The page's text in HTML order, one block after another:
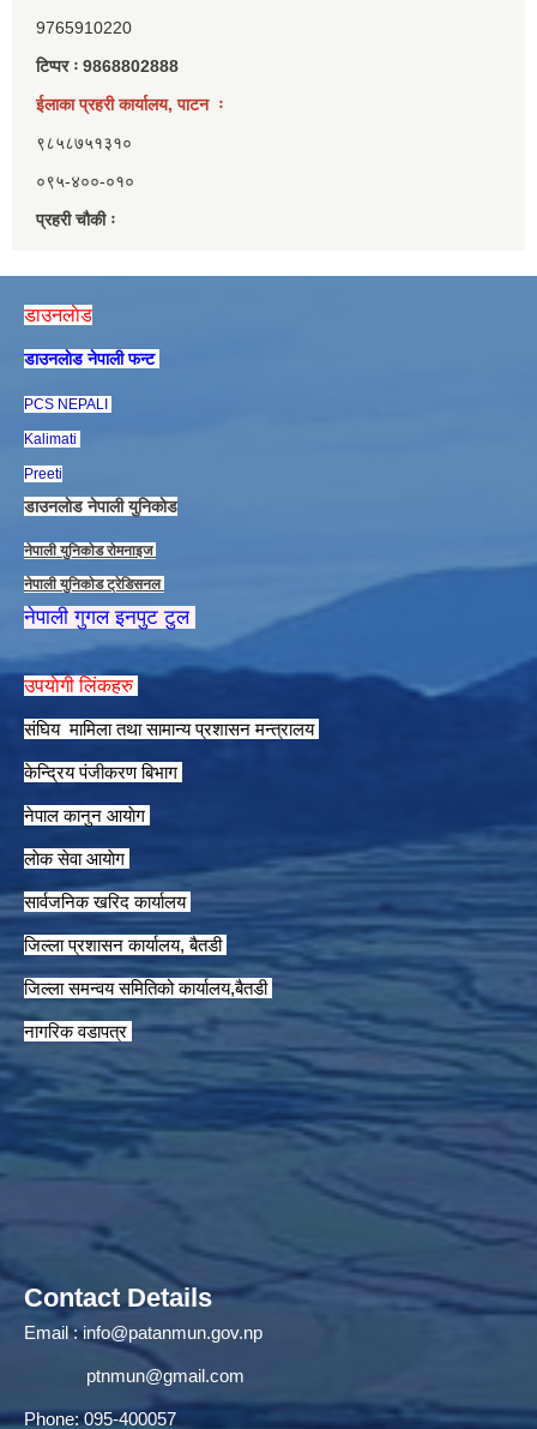
9765910220
टिप्पर ः 9868802888
ईलाका प्रहरी कार्यालय, पाटन ः
९८५८७५१३१०
०९५-४००-०१०
प्रहरी चौकी ः
डाउनलाेड
डाउनलाेड नेपाली फन्ट
PCS NEPALI
Kalimati
Preeti
डाउनलाेड नेपाली युनिकाेड
नेपाली युनिकाेड राेमनाइज
नेपाली युनिकाेड ट्रेडिसनल
नेपाली गुगल इनपुट टुल
उपयाेगी लिंकहरु
संघिय मामिला तथा सामान्य प्रशासन मन्त्रालय
केन्द्रिय पंजीकरण बिभाग
नेपाल कानुन आयाेग
लाेक सेवा आयाेग
सार्वजनिक खरिद कार्यालय
जिल्ला प्रशासन कार्यालय, बैतडी
जिल्ला समन्वय समितिको कार्यालय,बैतडी
नागरिक वडापत्र
Contact Details
Email :info@patanmun.gov.np
ptnmun@gmail.com
Phone: 095-400057